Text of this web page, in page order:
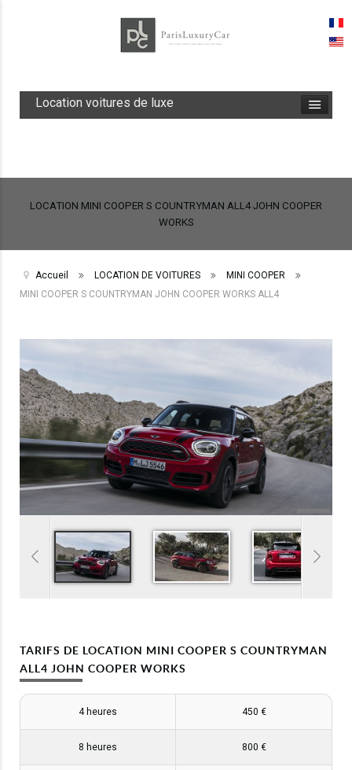
Location voitures de luxe
LOCATION MINI COOPER S COUNTRYMAN ALL4 JOHN COOPER
WORKS
Accueil LOCATION DE VOITURES
MINI COOPER
MINI COOPER S COUNTRYMAN JOHN COOPER WORKS ALL4
TARIFS DE LOCATION MINI COOPER S COUNTRYMAN
ALL4 JOHN COOPER WORKS
4 heures
8 heures
450 €
800 €